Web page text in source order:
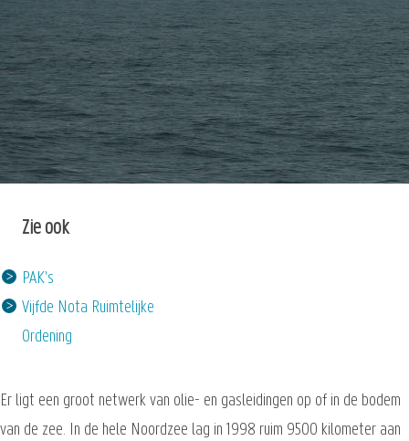
Zie ook
PAK's
Vijfde Nota Ruimtelijke
Ordening
Er ligt een groot netwerk van olie- en gasleidingen op of in de bodem
van de zee. In de hele Noordzee lag in 1998 ruim 9500 kilometer aan